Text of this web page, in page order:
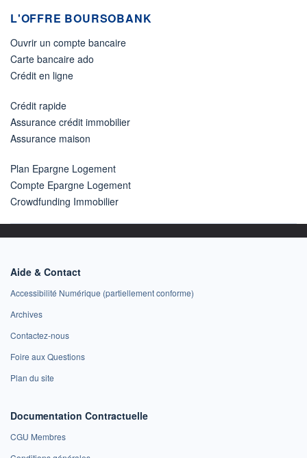
L'OFFRE BOURSOBANK
Ouvrir un compte bancaire
Carte bancaire ado
Crédit en ligne
Crédit rapide
Assurance crédit immobilier
Assurance maison
Plan Epargne Logement
Compte Epargne Logement
Crowdfunding Immobilier
Aide & Contact
Accessibilité Numérique (partiellement conforme)
Archives
Contactez-nous
Foire aux Questions
Plan du site
Documentation Contractuelle
CGU Membres